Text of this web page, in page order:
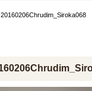
20160206Chrudim_Siroka068